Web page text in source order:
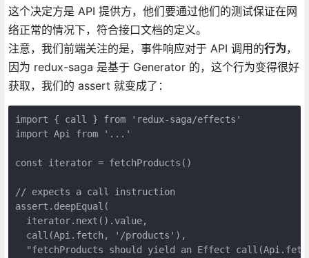
这个决定方是 API 提供方，他们要通过他们的测试保证在网
络正常的情况下，符合接口文档的定义。
注意，我们前端关注的是，事件响应对于 API 调用的行为，
因为 redux-saga 是基于 Generator 的，这个行为变得很好
获取，我们的 assert 就变成了：
import { call } from 'redux-saga/effects'
import Api from '...'
const iterator = fetchProducts()
// expects a call instruction
assert.deepEqual(
  iterator.next().value,
  call(Api.fetch, '/products'),
"fetchProducts should yield an Effect